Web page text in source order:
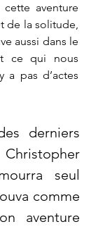
aventure
de la solitude,
aussi dans le
ce qui nous
a pas d’actes
derniers
seul
comme
aventure